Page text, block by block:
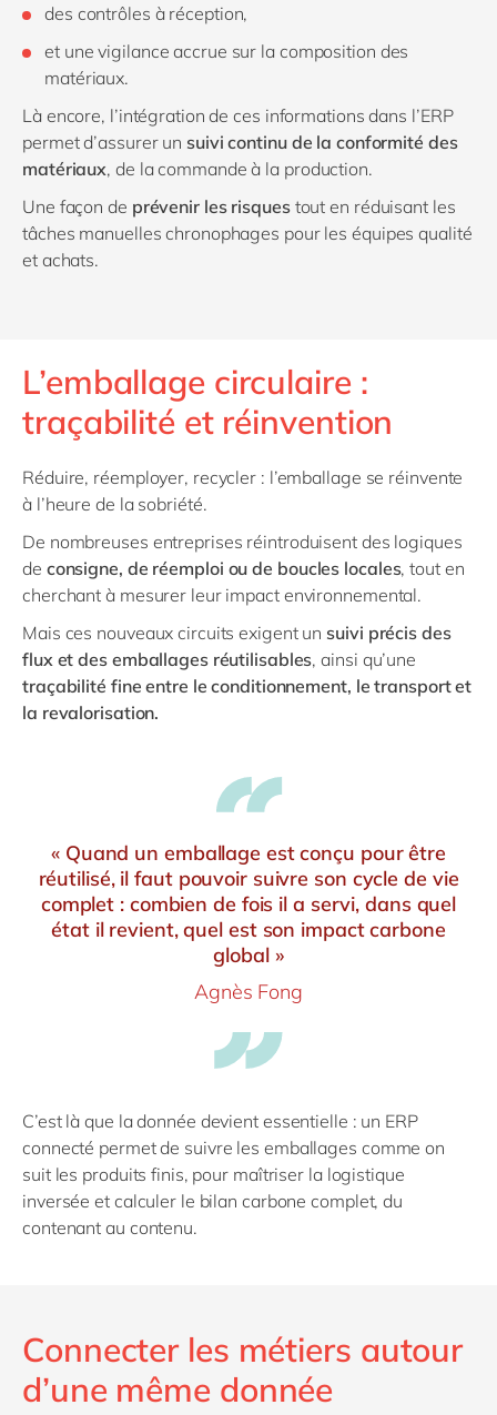
des contrôles à réception,
et une vigilance accrue sur la composition des
matériaux.
Là encore, l’intégration de ces informations dans l’ERP
permet d’assurer un suivi continu de la conformité des
matériaux, de la commande à la production.
Une façon de prévenir les risquestout en réduisant les
tâches manuelles chronophages pour les équipes qualité
et achats.
L’emballage circulaire :
traçabilité et réinvention
Réduire, réemployer, recycler : l’emballage se réinvente
à l’heure de la sobriété.
De nombreuses entreprises réintroduisent des logiques
de consigne, de réemploi ou de boucles locales, tout en
cherchant à mesurer leur impact environnemental.
Mais ces nouveaux circuits exigent un suivi précis des
flux et des emballages réutilisables, ainsi qu’une
traçabilité fine entre le conditionnement, le transport et
la revalorisation.
« Quand un emballage est conçu pour être
réutilisé, il faut pouvoir suivre son cycle de vie
complet : combien de fois il a servi, dans quel
état il revient, quel est son impact carbone
global »
Agnès Fong
C’est là que la donnée devient essentielle : un ERP
connecté permet de suivre les emballages comme on
suit les produits finis, pour maîtriser la logistique
inversée et calculer le bilan carbone complet, du
contenant au contenu.
Connecter les métiers autour
d’une même donnée